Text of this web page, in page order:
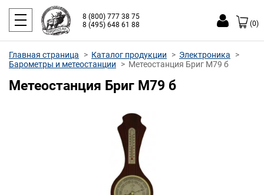
8 (800) 777 38 75
8 (495) 648 61 88
(0)
Главная страница Каталог продукции
Электроника
Барометры и метеостанции
Метеостанция Бриг М79 б
Метеостанция Бриг М79 б